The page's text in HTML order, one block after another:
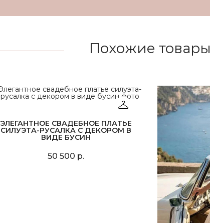
Похожие товары
ЭЛЕГАНТНОЕ СВАДЕБНОЕ ПЛАТЬЕ
СИЛУЭТА-РУСАЛКА С ДЕКОРОМ В
ВИДЕ БУСИН
50 500 р.